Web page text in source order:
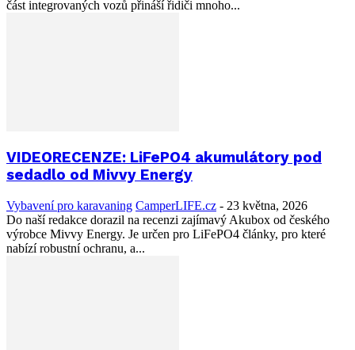
část integrovaných vozů přináší řidiči mnoho...
VIDEORECENZE: LiFePO4 akumulátory pod
sedadlo od Mivvy Energy
Vybavení pro karavaning CamperLIFE.cz - 23 května, 2026
Do naší redakce dorazil na recenzi zajímavý Akubox od českého
výrobce Mivvy Energy. Je určen pro LiFePO4 články, pro které
nabízí robustní ochranu, a...